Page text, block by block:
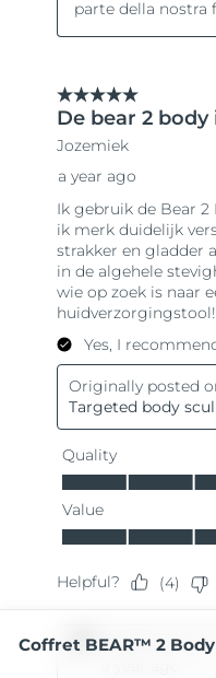
Coffret BEAR™ 2 Body